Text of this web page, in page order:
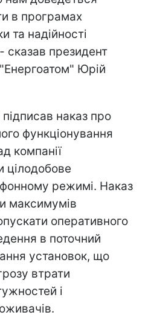
в програмах
та надійності
сказав президент
Юрій
наказ про
функціонування
компанії
цілодобове
режимі. Наказ
максимумів
оперативного
в поточний
установок, що
втрати
і